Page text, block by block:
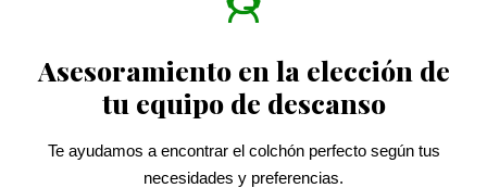
Asesoramiento en la elección de
tu equipo de descanso
Te ayudamos a encontrar el colchón perfecto según tus
necesidades y preferencias.